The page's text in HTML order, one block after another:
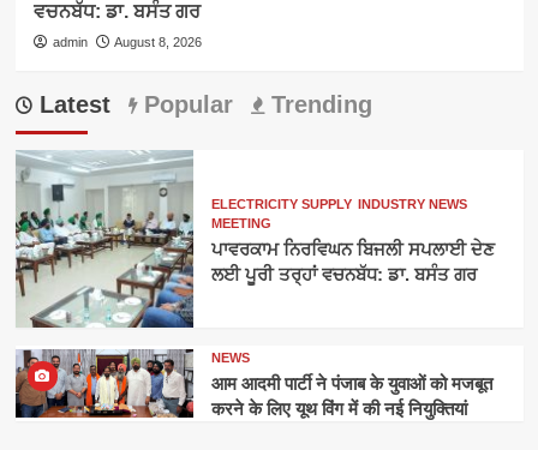
ਵਚਨਬੱਧ: ਡਾ. ਬਸੰਤ ਗਰ
admin August 8, 2026
Latest Popular Trending
ELECTRICITY SUPPLY INDUSTRY NEWS
MEETING
ਪਾਵਰਕਾਮ ਨਿਰਵਿਘਨ ਬਿਜਲੀ ਸਪਲਾਈ ਦੇਣ
ਲਈ ਪੂਰੀ ਤਰ੍ਹਾਂ ਵਚਨਬੱਧ: ਡਾ. ਬਸੰਤ ਗਰ
NEWS
आम आदमी पार्टी ने पंजाब के युवाओं को मजबूत
करने के लिए यूथ विंग में की नई नियुक्तियां